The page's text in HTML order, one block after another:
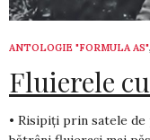
ANTOLOGIE "FORMULA AS",
Fluierele
• Risipiți prin satele